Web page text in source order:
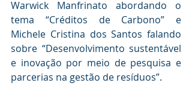
Warwick Manfrinato abordando o
tema “Créditos de Carbono” e
Michele Cristina dos Santos falando
sobre “Desenvolvimento sustentável
e inovação por meio de pesquisa e
parcerias na gestão de resíduos”.